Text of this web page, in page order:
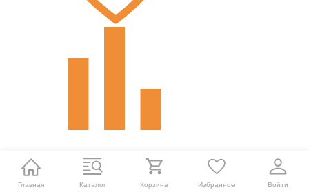
Главная Каталог Корзина Избранное Войти